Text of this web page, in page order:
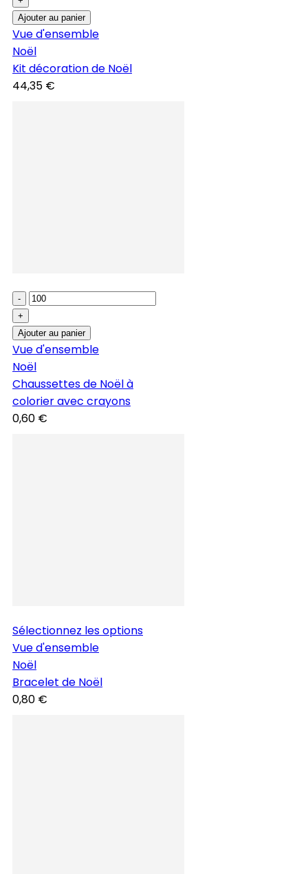
Ajouter au panier
Vue d'ensemble
Noël
Kit décoration de Noël
44,35 €
-
+
Ajouter au panier
Vue d'ensemble
Noël
Chaussettes de Noël à
colorier avec crayons
0,60 €
Sélectionnez les options
Vue d'ensemble
Noël
Bracelet de Noël
0,80 €